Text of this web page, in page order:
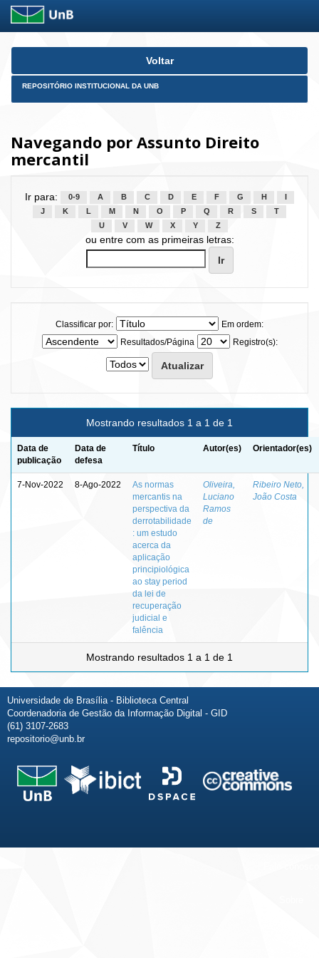
Skip
Voltar
REPOSITÓRIO INSTITUCIONAL DA UNB
Navegando por Assunto Direito
mercantil
Ir para: 0-9 A B C D E F G H
J
K L M N O P Q R S
T
U
V W X Y Z
ou entre com as primeiras letras:
Classificar por:
Em ordem:
Resultados/Página
Registro(s):
Mostrando resultados 1 a 1 de 1
Data de
publicação
Data de
defesa
Título Autor(es) Orientador(es)
7-Nov-2022 8-Ago-2022
As normas
mercantis na
perspectiva da
derrotabilidade
: um estudo
acerca da
aplicação
principiológica
ao stay period
da lei de
recuperação
judicial e
falência
Oliveira,
Luciano
Ramos
de
Ribeiro Neto,
João Costa
Mostrando resultados 1 a 1 de 1
Universidade de Brasília - Biblioteca Central
Coordenadoria de Gestão da Informação Digital - GID
(61) 3107-2683
repositorio@unb.br